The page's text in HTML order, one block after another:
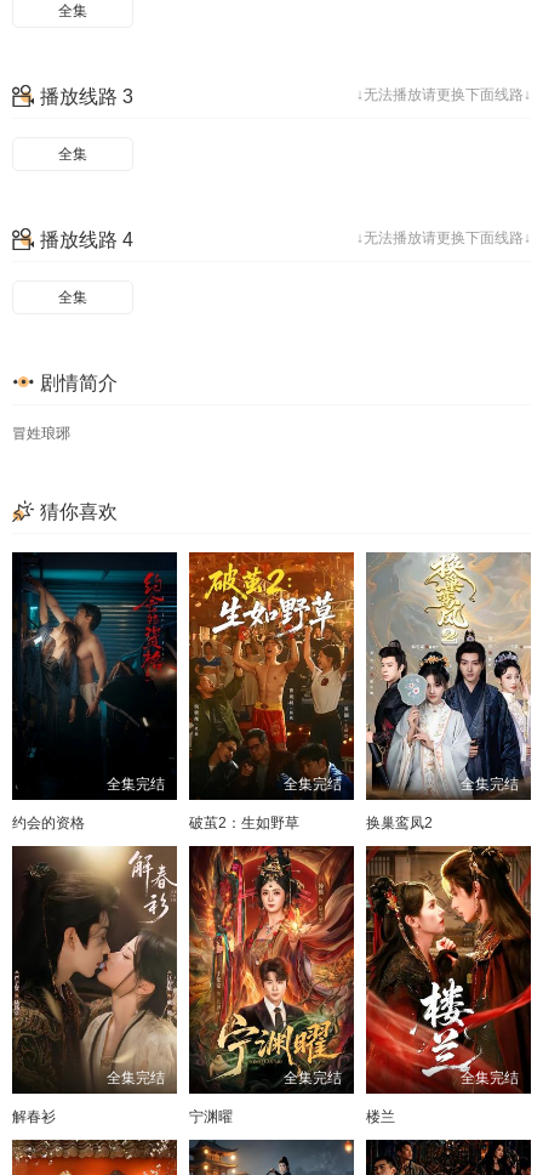
41
49 52
53
61 64
65
73
77
全集
↓无法播放请更换下面线路↓
播放线路 3
全集
↓无法播放请更换下面线路↓
播放线路 4
全集
剧情简介
冒姓琅琊
猜你喜欢
全集完结
约会的资格
全集完结
破茧2：生如野草
全集完结
换巢鸾凤2
全集完结
解春衫
全集完结
宁渊曜
全集完结
楼兰